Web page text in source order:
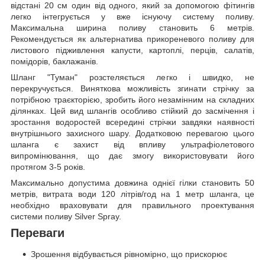
відстані 20 см один від одного, який за допомогою фітингів
легко інтегрується у вже існуючу систему поливу.
Максимальна ширина поливу становить 6 метрів.
Рекомендується як альтернатива прикореневого поливу для
листового підживлення капусти, картоплі, перців, салатів,
помідорів, баклажанів.
Шланг "Туман" розстеляється легко і швидко, не
перекручується. Виняткова можливість згинати стрічку за
потрібною траєкторією, зробить його незамінним на складних
ділянках. Цей вид шлангів особливо стійкий до засмічення і
зростання водоростей всередині стрічки завдяки наявності
внутрішнього захисного шару. Додатковою перевагою цього
шланга є захист від впливу ультрафіолетового
випромінювання, що дає змогу використовувати його
протягом 3-5 років.
Максимально допустима довжина однієї гілки становить 50
метрів, витрата води 120 літрів/год на 1 метр шланга, це
необхідно враховувати для правильного проектування
системи поливу Silver Spray.
Переваги
Зрошення відбувається рівномірно, що прискорює